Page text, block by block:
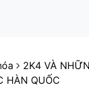
2K4 VÀ
HÀN QUỐC